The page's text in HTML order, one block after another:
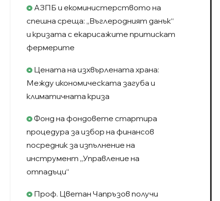
АЗПБ и екоминистерството на
спешна среща: „Въглеродният данък“
и кризата с екарисажите притискат
фермерите
Цената на изхвърлената храна:
Между икономическата загуба и
климатичната криза
Фонд на фондовете стартира
процедура за избор на финансов
посредник за изпълнение на
инструмент „Управление на
отпадъци“
Проф. Цветан Чапръзов получи